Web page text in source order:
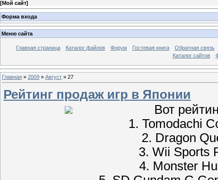
[Мой сайт]
Форма входа
Меню сайта
Главная страница Каталог файлов Форум Гостевая книга
Обратная связь
Каталог сайтов
Главная » 2009 » Август » 27
Рейтинг продаж игр в Японии
Вот рейтинг
1. Tomodachi
2. Dragon
3. Wii Sports
4. Monster